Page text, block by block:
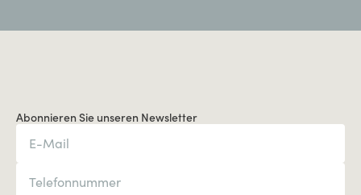
Abonnieren Sie unseren Newsletter